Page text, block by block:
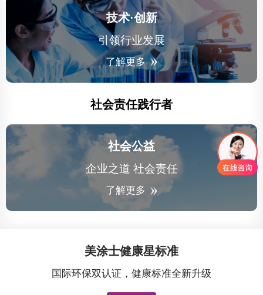
技术·创新
引领行业发展
了解更多
社会责任践行者
社会公益
企业之道 社会责任
了解更多
美涂士健康星标准
国际环保双认证，健康标准全新升级